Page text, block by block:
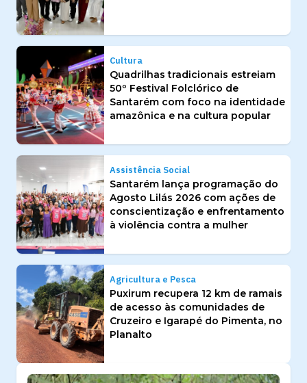
Cultura
Quadrilhas tradicionais estreiam
50º Festival Folclórico de
Santarém com foco na identidade
amazônica e na cultura popular
Assistência Social
Santarém lança programação do
Agosto Lilás 2026 com ações de
conscientização e enfrentamento
à violência contra a mulher
Agricultura e Pesca
Puxirum recupera 12 km de ramais
de acesso às comunidades de
Cruzeiro e Igarapé do Pimenta, no
Planalto